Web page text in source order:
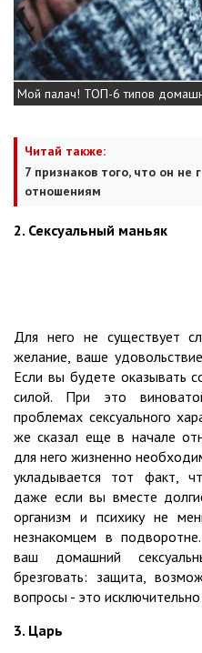
Мой палач! ТОП-6 типов
Читай также:
7 признаков того, что он не
отношениям
2. Сексуальный маньяк
Для него не существует
желание, ваше
Если вы будете оказывать
силой. При это
проблемах сексуального
же сказал еще в начале
для него жизненно
укладывается тот факт,
даже если вы вместе
организм и психику не
незнакомцем в
ваш домашний
брезговать: защита,
вопросы - это
3. Царь